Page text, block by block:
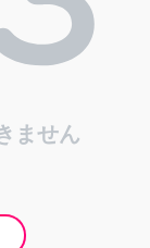
ません